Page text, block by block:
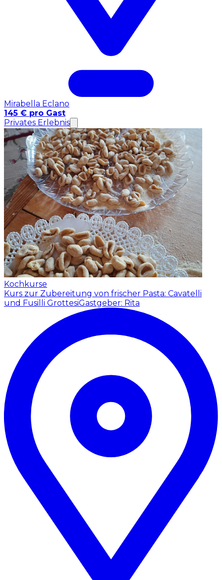
Mirabella Eclano
145 € pro Gast
Privates Erlebnis
Kochkurse
Kurs zur Zubereitung von frischer Pasta: Cavatelli
und Fusilli GrottesiGastgeber: Rita